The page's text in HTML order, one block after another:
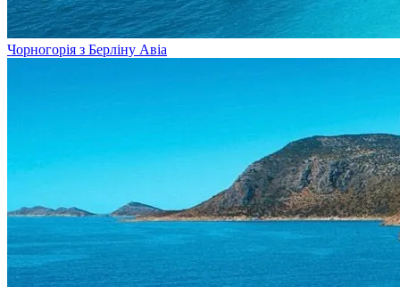
Чорногорія з Берліну Авіа